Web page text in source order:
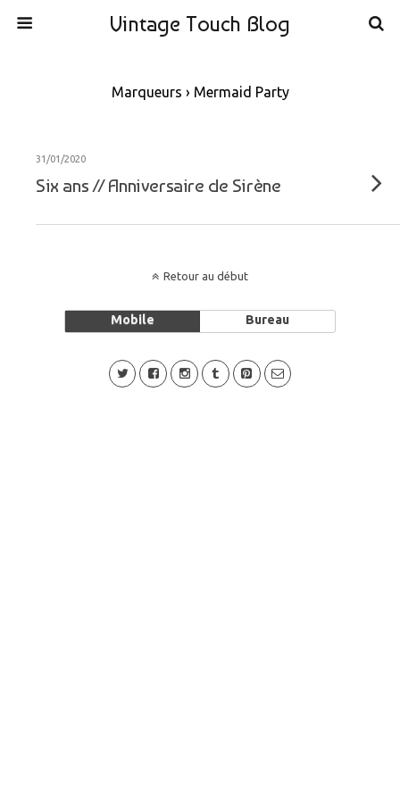
Vintage Touch Blog
Marqueurs › Mermaid Party
31/01/2020
Six ans // Anniversaire de Sirène
Retour au début
Mobile Bureau